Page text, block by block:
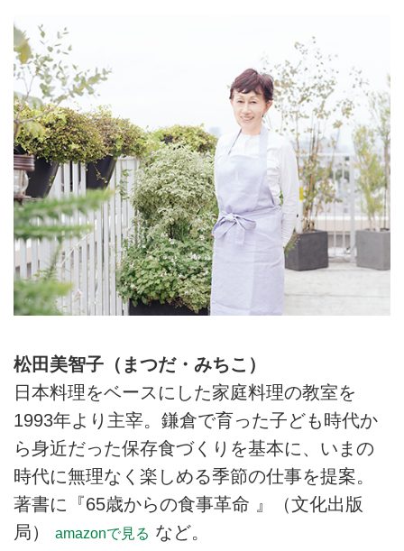
松田美智子（まつだ・みちこ）
日本料理をベースにした家庭料理の教室を
1993年より主宰。鎌倉で育った子ども時代か
ら身近だった保存食づくりを基本に、いまの
時代に無理なく楽しめる季節の仕事を提案。
著書に『65歳からの食事革命 』（文化出版
局）
amazonで見る など。